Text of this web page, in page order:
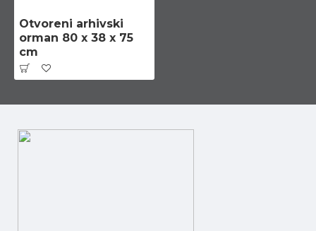
Otvoreni arhivski
orman 80 x 38 x 75
cm